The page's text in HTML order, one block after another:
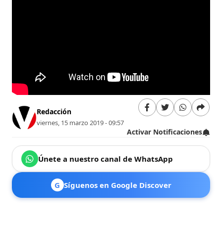
Redacción
viernes, 15 marzo 2019 - 09:57
Activar Notificaciones
Únete a nuestro canal de WhatsApp
G Síguenos en Google Discover